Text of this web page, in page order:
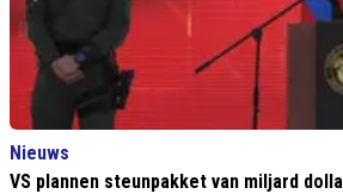
Nieuws
VS plannen steunpakket van miljard